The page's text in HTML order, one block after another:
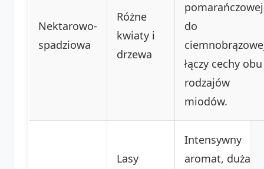
Nektarowo-
spadziowa
Różne
kwiaty i
drzewa
pomarańczowej
do
łączy cechy obu
rodzajów
miodów.
Lasy
Intensywny
aromat, duża